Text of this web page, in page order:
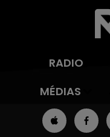
RADIO
MÉDIAS